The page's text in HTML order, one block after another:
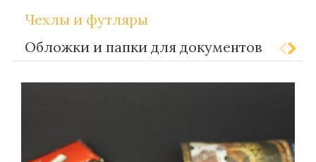
Чехлы и футляры
Обложки и папки для документов